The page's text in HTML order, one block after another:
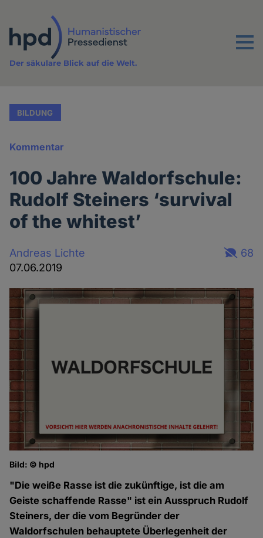
Inhalt
Menu
Der säkulare Blick auf die Welt.
BILDUNG
Kommentar
100 Jahre Waldorfschule:
Rudolf Steiners ‘survival
of the whitest’
Andreas Lichte
07.06.2019
68
Bild: © hpd
"Die weiße Rasse ist die zukünftige, ist die am
Geiste schaffende Rasse" ist ein Ausspruch Rudolf
Steiners, der die vom Begründer der
Waldorfschulen behauptete Überlegenheit der